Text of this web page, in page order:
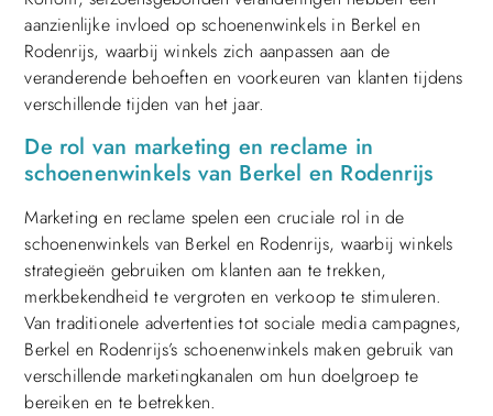
aanzienlijke invloed op schoenenwinkels in Berkel en
Rodenrijs, waarbij winkels zich aanpassen aan de
veranderende behoeften en voorkeuren van klanten tijdens
verschillende tijden van het jaar.
De rol van marketing en reclame in
schoenenwinkels van Berkel en Rodenrijs
Marketing en reclame spelen een cruciale rol in de
schoenenwinkels van Berkel en Rodenrijs, waarbij winkels
strategieën gebruiken om klanten aan te trekken,
merkbekendheid te vergroten en verkoop te stimuleren.
Van traditionele advertenties tot sociale media campagnes,
Berkel en Rodenrijs’s schoenenwinkels maken gebruik van
verschillende marketingkanalen om hun doelgroep te
bereiken en te betrekken.